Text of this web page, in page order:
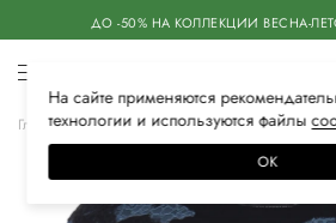
ДО -50% НА КОЛЛЕКЦИИ ВЕСНА-
Главная Женская Одежда Трикотаж
На сайте применяются
технологии и используются файлы
ОК